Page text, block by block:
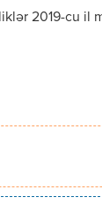
2019-cu il